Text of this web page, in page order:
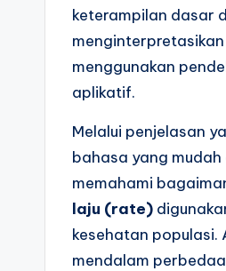
keterampilan dasar
menggunakan
aplikatif.
Melalui penjelasan
bahasa yang
memahami
laju (rate)
kesehatan populasi.
mendalam